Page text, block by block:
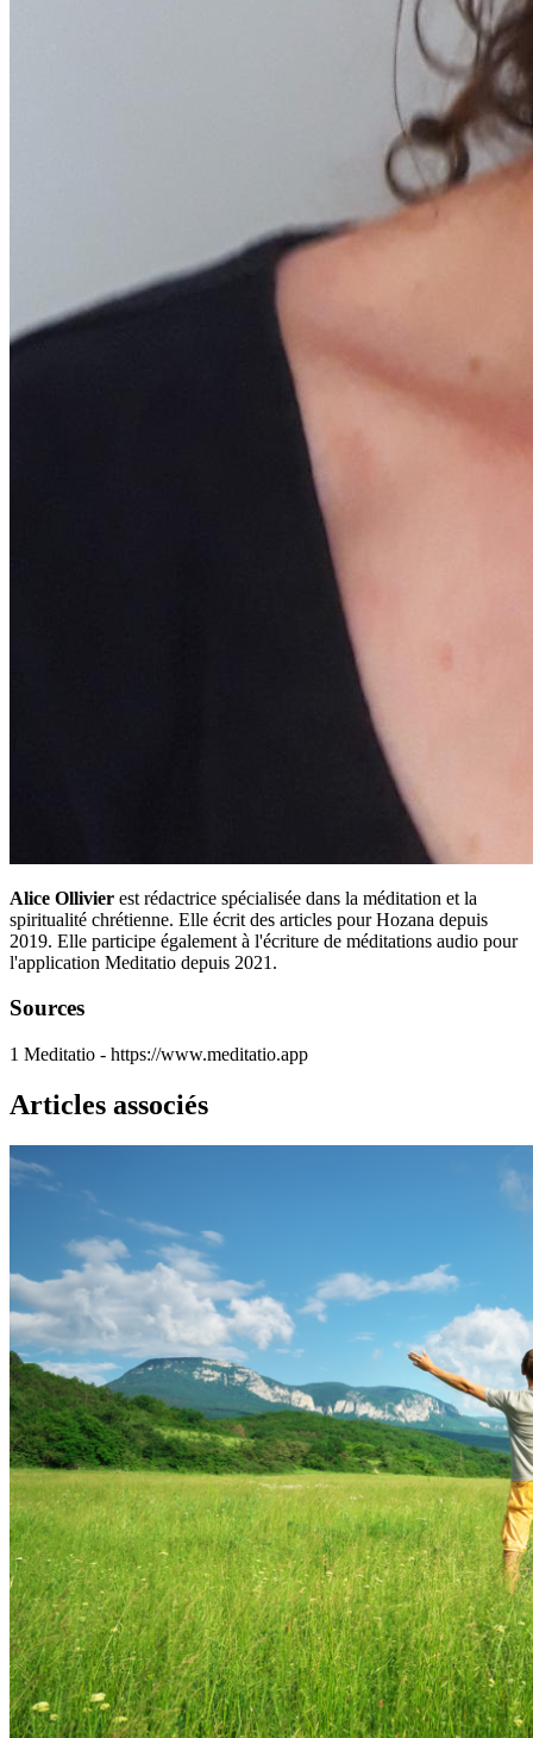
Alice Ollivier est rédactrice spécialisée dans la méditation et la
spiritualité chrétienne. Elle écrit des articles pour Hozana depuis
2019. Elle participe également à l'écriture de méditations audio pour
l'application Meditatio depuis 2021.
Sources
1 Meditatio - https://www.meditatio.app
Articles associés